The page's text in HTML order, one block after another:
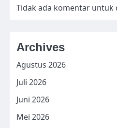
Tidak ada komentar untuk
Archives
Agustus 2026
Juli 2026
Juni 2026
Mei 2026